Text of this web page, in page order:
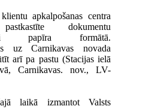
apkalpošanas centra
dokumentu
papīra formātā.
uz Carnikavas novada
arī pa pastu (Stacijas ielā
Carnikavas. nov., LV-
laikā izmantot Valsts